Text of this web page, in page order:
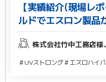
【実績紹介(現場レ
ルドでエスロン製品
株式会社竹中工務店
＃UVストロング＃エスロハイ